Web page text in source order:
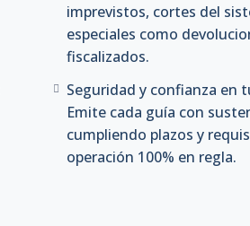
imprevistos, cortes del
especiales como
fiscalizados.
Seguridad y confianza en
Emite cada guía con
cumpliendo plazos y
operación 100% en regla.